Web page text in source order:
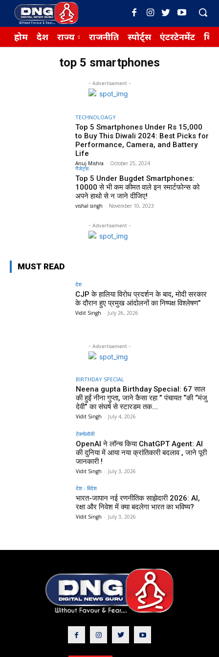
होम देश राज्य राजनीति स्पोर्ट्स एंटरटेनमेंट
top 5 smartphones
- Advertisement -
TECHNOLOAGY
Top 5 Smartphones Under Rs 15,000
to Buy This Diwali 2024: Best Picks for
Performance, Camera, and Battery
Life
Anuj Mishra - October 25, 2024
गैजेट्स
Top 5 Under Bugdet Smartphones:
₹10000 से भी कम कीमत वाले इन स्मार्टफोन्स को
अपने हाथो से न जाने दीजिए!
vishal singh - November 10, 2023
- Advertisement -
MUST READ
देश
CJP के हालिया विरोध प्रदर्शन के बाद, मोदी सरकार
के दौरान हुए प्रमुख आंदोलनों का निष्पक्ष विश्लेषण”
Vidit Singh - July 26, 2026
- Advertisement -
BIRTHDAY SPECIAL
Neena gupta Birthday Special: 67 साल
की हुईं नीना गुप्ता, जाने कैसा रहा ” पंचायत “की “मंजु
देवी” का संघर्ष से स्टारडम तक...
Vidit Singh - July 4, 2026
टेक्नोलॉजी
OpenAI ने लॉन्च किया ChatGPT Agent: AI
की दुनिया में आया नया क्रांतिकारी बदलाव , जाने पूरी
जानकारी !
Vidit Singh - July 3, 2026
देश - विदेश
भारत-जापान नई रणनीतिक साझेदारी 2026: AI,
रक्षा और निवेश में क्या बदलेगा भारत का भविष्य?
Vidit Singh - July 3, 2026